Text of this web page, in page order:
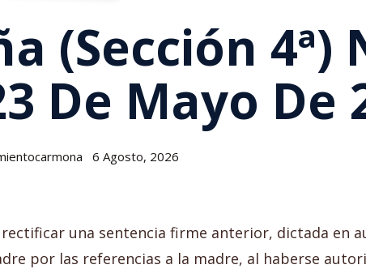
(sección 4ª)
De Mayo De
6 Agosto, 2026
una sentencia firme anterior, dictada en
por las referencias a la madre, al haberse